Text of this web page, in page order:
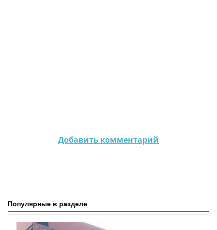
Добавить комментарий
Популярные в разделе